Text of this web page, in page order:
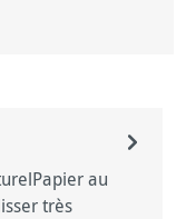
au
très